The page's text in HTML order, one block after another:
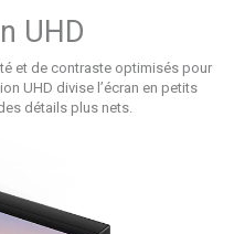
UHD
et de contraste optimisés pour
UHD divise l’écran en petits
détails plus nets.